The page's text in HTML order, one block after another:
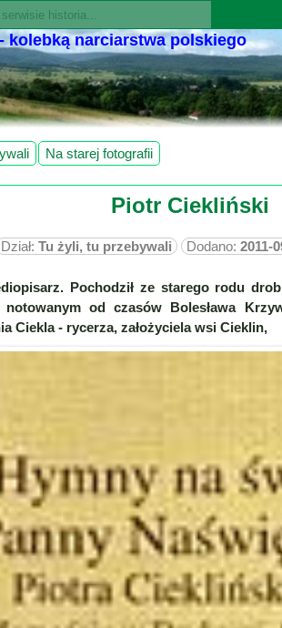
kolebką narciarstwa polskiego
Na starej fotografii
Piotr Ciekliński
Dział:Tu żyli, tu przebywali Dodano:2011-
Pochodził ze starego rodu
od czasów Bolesława
Ciekla - rycerza, założyciela wsi Cieklin,